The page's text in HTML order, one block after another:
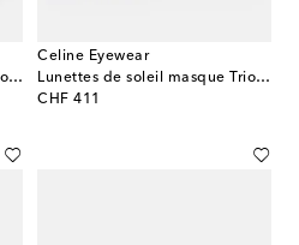
Lunettes de soleil aviateur Triomphe
Celine Eyewear
Lunettes de soleil masque Triomphe Metal Racer
CHF 411
original price